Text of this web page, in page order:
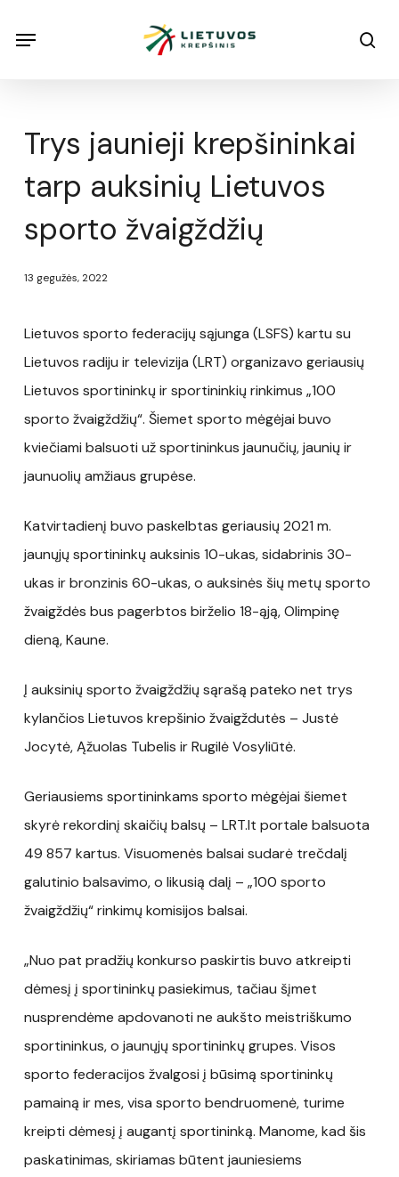
Menu
Trys jaunieji krepšininkai
tarp auksinių Lietuvos
sporto žvaigždžių
13 gegužės, 2022
Lietuvos sporto federacijų sąjunga (LSFS) kartu su
Lietuvos radiju ir televizija (LRT) organizavo geriausių
Lietuvos sportininkų ir sportininkių rinkimus „100
sporto žvaigždžių“. Šiemet sporto mėgėjai buvo
kviečiami balsuoti už sportininkus jaunučių, jaunių ir
jaunuolių amžiaus grupėse.
Katvirtadienį buvo paskelbtas geriausių 2021 m.
jaunųjų sportininkų auksinis 10-ukas, sidabrinis 30-
ukas ir bronzinis 60-ukas, o auksinės šių metų sporto
žvaigždės bus pagerbtos birželio 18-ąją, Olimpinę
dieną, Kaune.
Į auksinių sporto žvaigždžių sąrašą pateko net trys
kylančios Lietuvos krepšinio žvaigždutės – Justė
Jocytė, Ąžuolas Tubelis ir Rugilė Vosyliūtė.
Geriausiems sportininkams sporto mėgėjai šiemet
skyrė rekordinį skaičių balsų – LRT.lt portale balsuota
49 857 kartus. Visuomenės balsai sudarė trečdalį
galutinio balsavimo, o likusią dalį – „100 sporto
žvaigždžių“ rinkimų komisijos balsai.
„Nuo pat pradžių konkurso paskirtis buvo atkreipti
dėmesį į sportininkų pasiekimus, tačiau šįmet
nusprendėme apdovanoti ne aukšto meistriškumo
sportininkus, o jaunųjų sportininkų grupes. Visos
sporto federacijos žvalgosi į būsimą sportininkų
pamainą ir mes, visa sporto bendruomenė, turime
kreipti dėmesį į augantį sportininką. Manome, kad šis
paskatinimas, skiriamas būtent jauniesiems